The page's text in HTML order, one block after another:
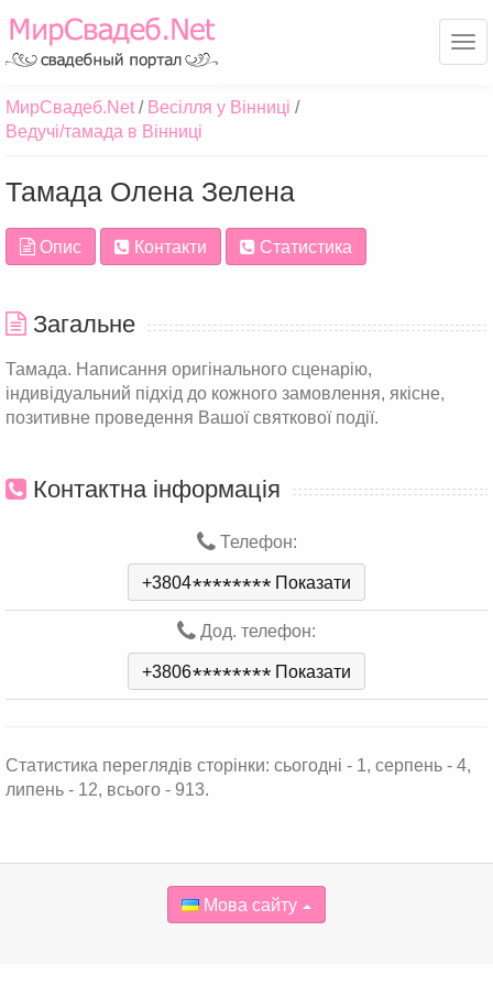
МирСвадеб.Net
Весілля у Вінниці
Ведучі/тамада в Вінниці
Тамада Олена Зелена
Опис Контакти Статистика
Загальне
Тамада. Написання оригінального сценарію,
індивідуальний підхід до кожного замовлення, якісне,
позитивне проведення Вашої святкової події.
Контактна інформація
Телефон:
+3804******** Показати
Дод. телефон:
+3806******** Показати
Статистика переглядів сторінки: сьогодні - 1, серпень - 4,
липень - 12, всього - 913.
Мова сайту